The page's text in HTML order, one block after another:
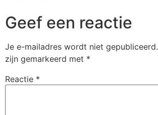
Geef een reactie
Je e-mailadres wordt niet gepubliceerd.
zijn gemarkeerd met *
Reactie *